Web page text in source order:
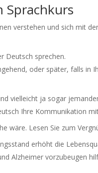
Sprachkurs
verstehen und sich mit
Deutsch sprechen.
oder später, falls in
vielleicht ja sogar
Ihre Kommunikation
wäre. Lesen Sie zum
erhöht die
Alzheimer vorzubeugen